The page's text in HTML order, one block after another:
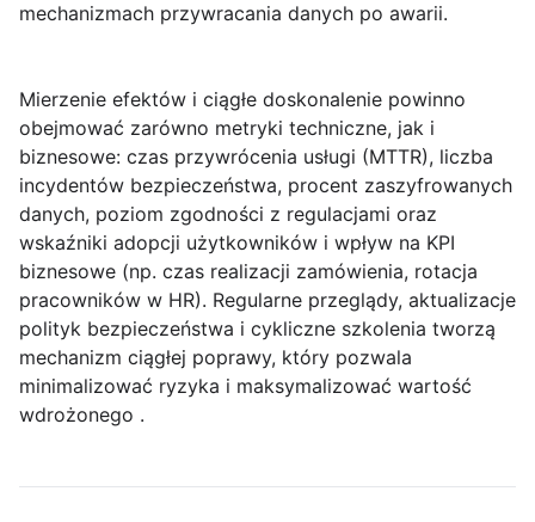
mechanizmach przywracania danych po awarii.
Mierzenie efektów i ciągłe doskonalenie powinno
obejmować zarówno metryki techniczne, jak i
biznesowe: czas przywrócenia usługi (MTTR), liczba
incydentów bezpieczeństwa, procent zaszyfrowanych
danych, poziom zgodności z regulacjami oraz
wskaźniki adopcji użytkowników i wpływ na KPI
biznesowe (np. czas realizacji zamówienia, rotacja
pracowników w HR). Regularne przeglądy, aktualizacje
polityk bezpieczeństwa i cykliczne szkolenia tworzą
mechanizm ciągłej poprawy, który pozwala
minimalizować ryzyka i maksymalizować wartość
wdrożonego .